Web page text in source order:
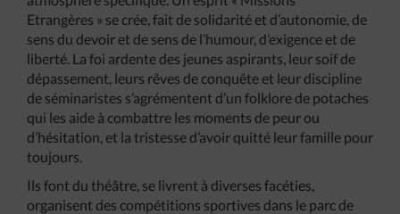
Etrangères » se crée, fait de solidarité et d’autonomie, de
sens du devoir et de sens de l’humour, d’exigence et de
liberté. La foi ardente des jeunes aspirants, leur soif de
dépassement, leurs rêves de conquête et leur discipline
de séminaristes s’agrémentent d’un folklore de potaches
qui les aide à combattre les moments de peur ou
d’hésitation, et la tristesse d’avoir quitté leur famille pour
toujours.
Ils font du théâtre, se livrent à diverses facéties,
organisent des compétitions sportives dans le parc de